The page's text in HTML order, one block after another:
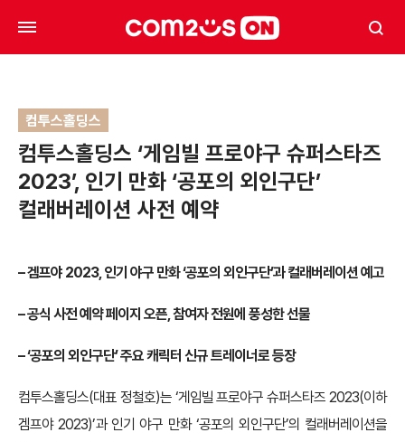
컴투스홀딩스
컴투스홀딩스 ‘게임빌 프로야구 슈퍼스타즈
2023’, 인기 만화 ‘공포의 외인구단’
컬래버레이션 사전 예약
– 겜프야 2023, 인기 야구 만화 ‘공포의 외인구단’과 컬래버레이션 예고
– 공식 사전 예약 페이지 오픈, 참여자 전원에 풍성한 선물
– ‘공포의 외인구단’ 주요 캐릭터 신규 트레이너로 등장
컴투스홀딩스(대표 정철호)는 ‘게임빌 프로야구 슈퍼스타즈 2023(이하
겜프야 2023)’과 인기 야구 만화 ‘공포의 외인구단’의 컬래버레이션을